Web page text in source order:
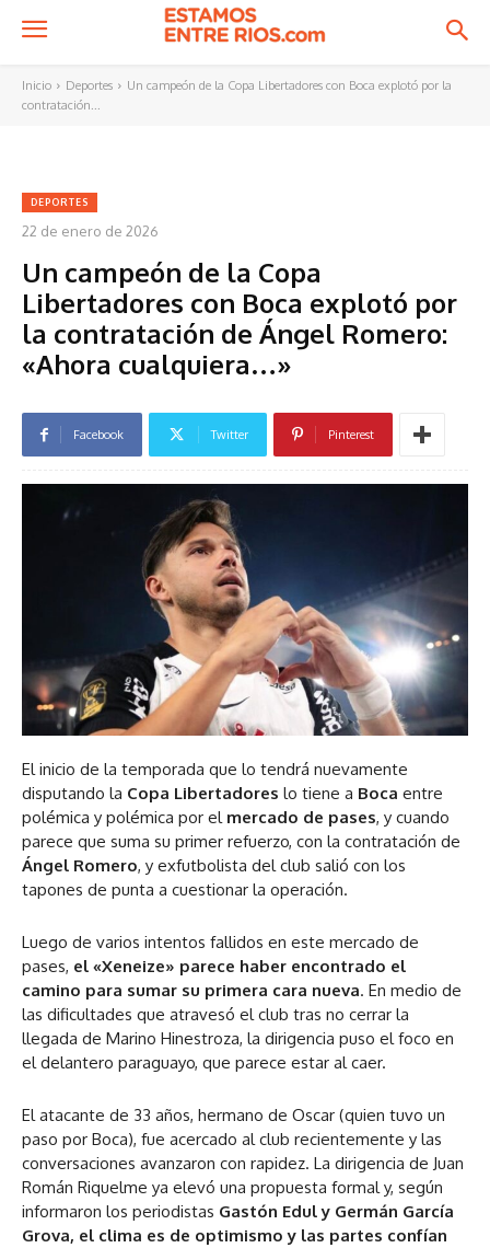
Inicio Deportes
Un campeón de la Copa Libertadores con Boca explotó por la
contratación...
DEPORTES
22 de enero de 2026
Un campeón de la Copa
Libertadores con Boca explotó por
la contratación de Ángel Romero:
«Ahora cualquiera…»
Facebook Twitter Pinterest
El inicio de la temporada que lo tendrá nuevamente
disputando la Copa Libertadores lo tiene a Boca entre
polémica y polémica por el mercado de pases, y cuando
parece que suma su primer refuerzo, con la contratación de
Ángel Romero, y exfutbolista del club salió con los
tapones de punta a cuestionar la operación.
Luego de varios intentos fallidos en este mercado de
pases, el «Xeneize» parece haber encontrado el
camino para sumar su primera cara nueva. En medio de
las dificultades que atravesó el club tras no cerrar la
llegada de Marino Hinestroza, la dirigencia puso el foco en
el delantero paraguayo, que parece estar al caer.
El atacante de 33 años, hermano de Oscar (quien tuvo un
paso por Boca), fue acercado al club recientemente y las
conversaciones avanzaron con rapidez. La dirigencia de Juan
Román Riquelme ya elevó una propuesta formal y, según
informaron los periodistas Gastón Edul y Germán García
Grova, el clima es de optimismo y las partes confían